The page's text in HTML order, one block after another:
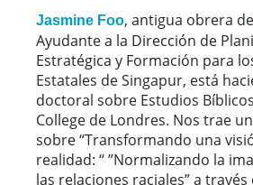
Jasmine Foo, antigua obrera de
Ayudante a la Dirección de
Estratégica y Formación para
Estatales de Singapur, está
doctoral sobre Estudios Bíblicos
College de Londres. Nos trae
sobre “Transformando una
realidad: “ ”Normalizando la
las relaciones raciales” a